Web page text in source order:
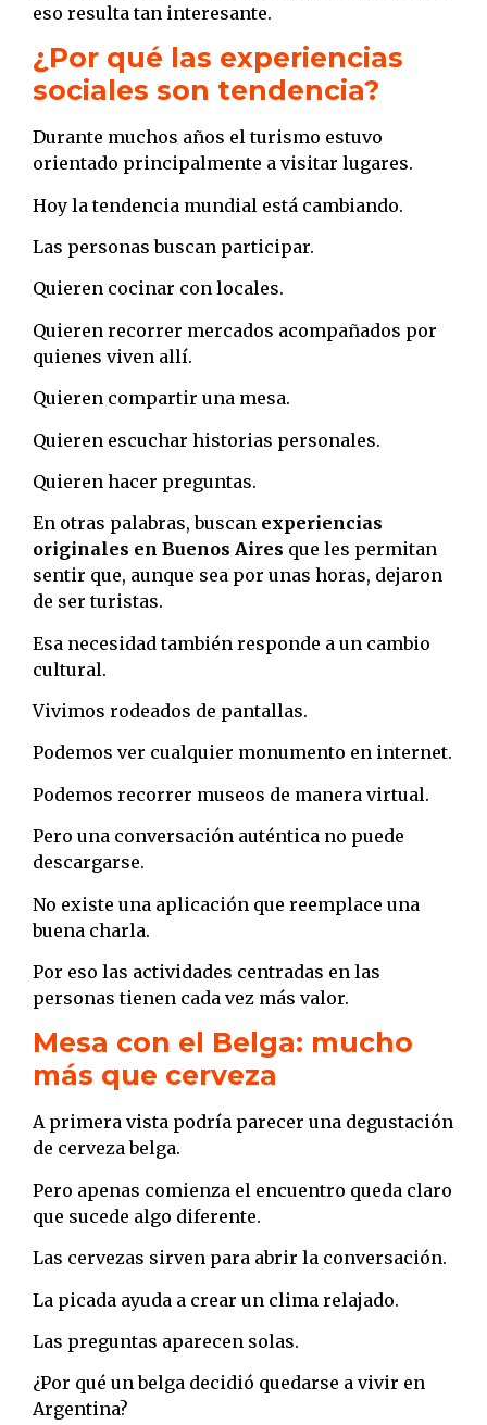
eso resulta tan interesante.
¿Por qué las experiencias
sociales son tendencia?
Durante muchos años el turismo estuvo
orientado principalmente a visitar lugares.
Hoy la tendencia mundial está cambiando.
Las personas buscan participar.
Quieren cocinar con locales.
Quieren recorrer mercados acompañados por
quienes viven allí.
Quieren compartir una mesa.
Quieren escuchar historias personales.
Quieren hacer preguntas.
En otras palabras, buscan experiencias
originales en Buenos Aires que les permitan
sentir que, aunque sea por unas horas, dejaron
de ser turistas.
Esa necesidad también responde a un cambio
cultural.
Vivimos rodeados de pantallas.
Podemos ver cualquier monumento en internet.
Podemos recorrer museos de manera virtual.
Pero una conversación auténtica no puede
descargarse.
No existe una aplicación que reemplace una
buena charla.
Por eso las actividades centradas en las
personas tienen cada vez más valor.
Mesa con el Belga: mucho
más que cerveza
A primera vista podría parecer una degustación
de cerveza belga.
Pero apenas comienza el encuentro queda claro
que sucede algo diferente.
Las cervezas sirven para abrir la conversación.
La picada ayuda a crear un clima relajado.
Las preguntas aparecen solas.
¿Por qué un belga decidió quedarse a vivir en
Argentina?